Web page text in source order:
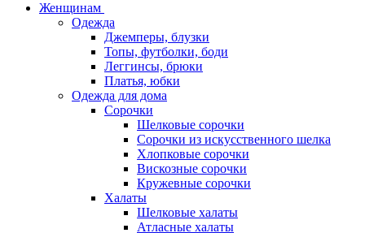
Женщинам
Одежда
Джемперы, блузки
Топы, футболки, боди
Леггинсы, брюки
Платья, юбки
Одежда для дома
Сорочки
Шелковые сорочки
Сорочки из искусственного шелка
Хлопковые сорочки
Вискозные сорочки
Кружевные сорочки
Халаты
Шелковые халаты
Атласные халаты